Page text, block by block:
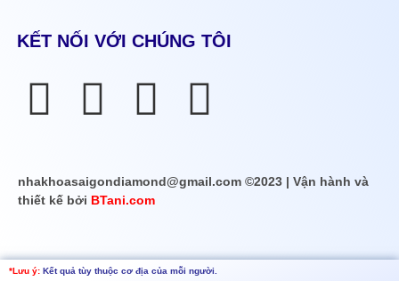
KẾT NỐI VỚI CHÚNG TÔI
nhakhoasaigondiamond@gmail.com ©2023 | Vận hành và
thiết kế bởi BTani.com
*Lưu ý: Kết quả tùy thuộc cơ địa của mỗi người.